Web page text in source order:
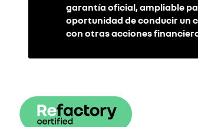
garantía oficial, ampliable
oportunidad de conducir un
con otras acciones